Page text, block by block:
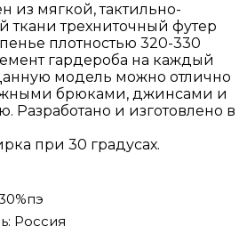
из мягкой, тактильно-
ткани трехниточный футер
плотностью 320-330
гардероба на каждый
модель можно отлично
брюками, джинсами и
Разработано и изготовлено в
при 30 градусах.
Россия